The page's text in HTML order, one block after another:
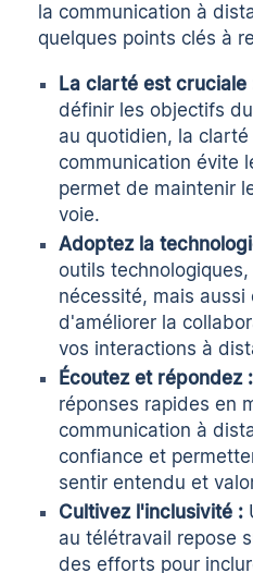
la communication à
quelques points clés à
La clarté est cruciale
définir les objectifs
au quotidien, la
communication évite
permet de maintenir
voie.
Adoptez la
outils
nécessité, mais aussi
d'améliorer la
vos interactions à
Écoutez et répondez :
réponses rapides en
communication à
confiance et
sentir entendu et
Cultivez l'inclusivité :
au télétravail repose
des efforts pour